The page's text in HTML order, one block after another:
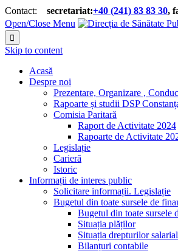
Contact: secretariat:+40 (241) 83 83 30,
Open/Close Menu

Skip to content
Acasă
Despre noi
Prezentare, Organizare ,
Rapoarte și studii DSP
Comisia Paritară
Raport de Activitate 2024
Rapoarte de Activitate
Legislație
Carieră
Istoric
Informații de interes public
Solicitare informații. Legislație
Bugetul din toate sursele de
Bugetul din toate sursele
Situația plăților
Situația drepturilor
Bilanțuri contabile